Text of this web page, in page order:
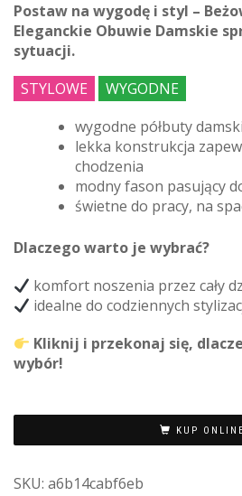
Postaw na wygodę i styl –
Eleganckie Obuwie Damskie
sytuacji.
STYLOWE
WYGODNE
wygodne półbuty
lekka konstrukcja
chodzenia
modny fason pasujący
świetne do pracy, na
Dlaczego warto je wybrać?
komfort noszenia przez cały
idealne do codziennych
Kliknij i przekonaj się,
wybór!
KUP
SKU: a6b14cabf6eb